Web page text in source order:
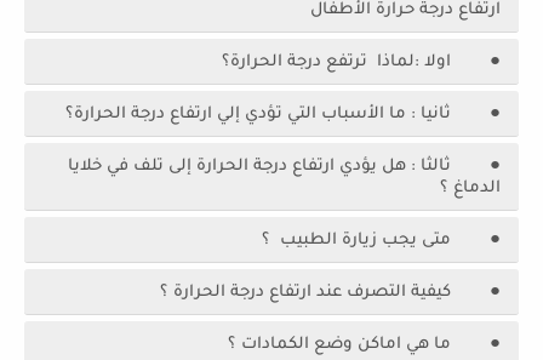
ارتفاع درجة حرارة الأطفال
● اولا :لماذا ترتفع درجة الحرارة؟
● ثانيا : ما الأسباب التي تؤدي إلي ارتفاع درجة الحرارة؟
● ثالثا : هل يؤدي ارتفاع درجة الحرارة إلى تلف في خلايا
الدماغ ؟
● متى يجب زيارة الطبيب ؟
● كيفية التصرف عند ارتفاع درجة الحرارة ؟
● ما هي اماكن وضع الكمادات ؟